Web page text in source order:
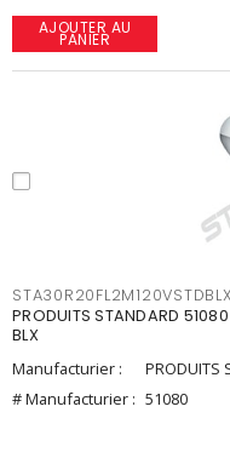
AJOUTER AU
PANIER
STA30R20FL2M120VSTDBLX
PRODUITS STANDARD
BLX
Manufacturier :
PRODUITS
# Manufacturier : 51080